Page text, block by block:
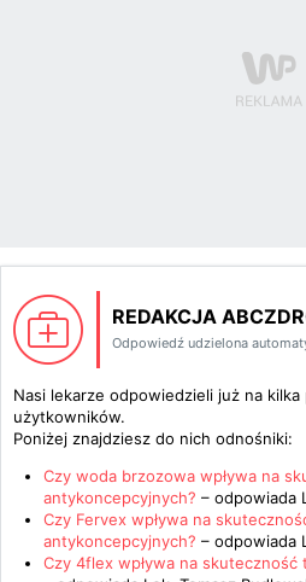
REDAKCJA
Odpowiedź udzielona
Nasi lekarze odpowiedzieli już na
użytkowników.
Poniżej znajdziesz do nich odnośniki:
Czy woda brzozowa wpływa na
antykoncepcyjnych? – odpowiada
Czy Fervex wpływa na
antykoncepcyjnych? – odpowiada
Czy 4flex wpływa na